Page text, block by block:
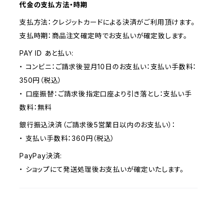
代金の支払方法・時期
支払方法：クレジットカードによる決済がご利用頂けます。
支払時期：商品注文確定時でお支払いが確定致します。
PAY ID あと払い:
・ コンビニ：ご請求後翌月10日のお支払い：支払い手数料：
350円（税込）
・ 口座振替：ご請求後指定口座より引き落とし：支払い手
数料：無料
銀行振込決済（ご請求後5営業日以内のお支払い）：
・ 支払い手数料：360円（税込）
PayPay決済:
・ ショップにて発送処理後お支払いが確定いたします。